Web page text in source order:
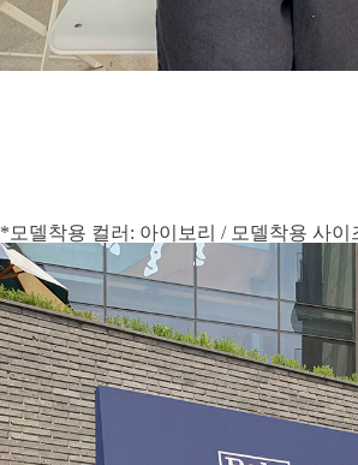
*모델착용 컬러: 아이보리 / 모델착용 사이